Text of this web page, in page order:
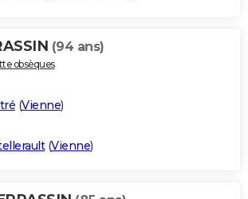
(94 ans)
obsèques
(Vienne)
(Vienne)